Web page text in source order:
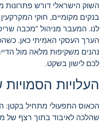
השוק הישראלי דורש פתרונות
בנקים מקומיים, חוקי
לנו. המעבר מניהול "מכבה
הערך העסקי האמיתי כאן.
נהנים משקיפות מלאה מול
לכם לישון בשקט.
העלויות הסמויות
הכאוס התפעולי מתחיל בקטן:
שהלכה לאיבוד בתוך רצף של